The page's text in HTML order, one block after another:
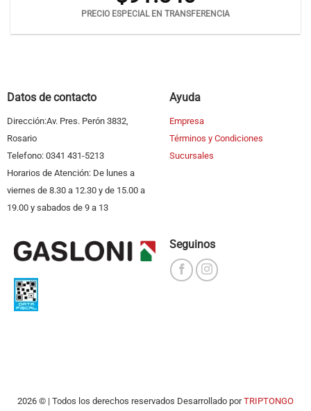
PRECIO ESPECIAL EN TRANSFERENCIA
Datos de contacto
Dirección:Av. Pres. Perón 3832,
Rosario
Telefono: 0341 431-5213
Horarios de Atención: De lunes a
viernes de 8.30 a 12.30 y de 15.00 a
19.00 y sabados de 9 a 13
Ayuda
Empresa
Términos y Condiciones
Sucursales
Seguinos
2026 © | Todos los derechos reservados Desarrollado porTRIPTONGO